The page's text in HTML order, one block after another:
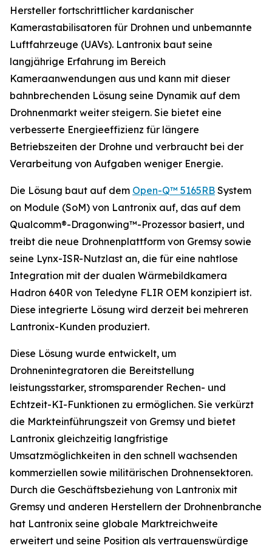
Hersteller fortschrittlicher kardanischer
Kamerastabilisatoren für Drohnen und unbemannte
Luftfahrzeuge (UAVs). Lantronix baut seine
langjährige Erfahrung im Bereich
Kameraanwendungen aus und kann mit dieser
bahnbrechenden Lösung seine Dynamik auf dem
Drohnenmarkt weiter steigern. Sie bietet eine
verbesserte Energieeffizienz für längere
Betriebszeiten der Drohne und verbraucht bei der
Verarbeitung von Aufgaben weniger Energie.
Die Lösung baut auf dem Open-Q™ 5165RB System
on Module (SoM) von Lantronix auf, das auf dem
Qualcomm®-Dragonwing™-Prozessor basiert, und
treibt die neue Drohnenplattform von Gremsy sowie
seine Lynx-ISR-Nutzlast an, die für eine nahtlose
Integration mit der dualen Wärmebildkamera
Hadron 640R von Teledyne FLIR OEM konzipiert ist.
Diese integrierte Lösung wird derzeit bei mehreren
Lantronix-Kunden produziert.
Diese Lösung wurde entwickelt, um
Drohnenintegratoren die Bereitstellung
leistungsstarker, stromsparender Rechen- und
Echtzeit-KI-Funktionen zu ermöglichen. Sie verkürzt
die Markteinführungszeit von Gremsy und bietet
Lantronix gleichzeitig langfristige
Umsatzmöglichkeiten in den schnell wachsenden
kommerziellen sowie militärischen Drohnensektoren.
Durch die Geschäftsbeziehung von Lantronix mit
Gremsy und anderen Herstellern der Drohnenbranche
hat Lantronix seine globale Marktreichweite
erweitert und seine Position als vertrauenswürdige